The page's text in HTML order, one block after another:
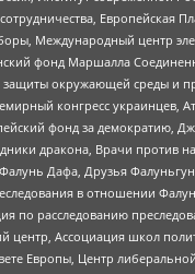
Европейская
Международный центр
фонд Маршалла
защиты окружающей среды и
конгресс украинцев,
фонд за демократию,
дракона, Врачи против
Дафа, Друзья
в отношении
по расследованию
центр, Ассоциация школ
Европы, Центр